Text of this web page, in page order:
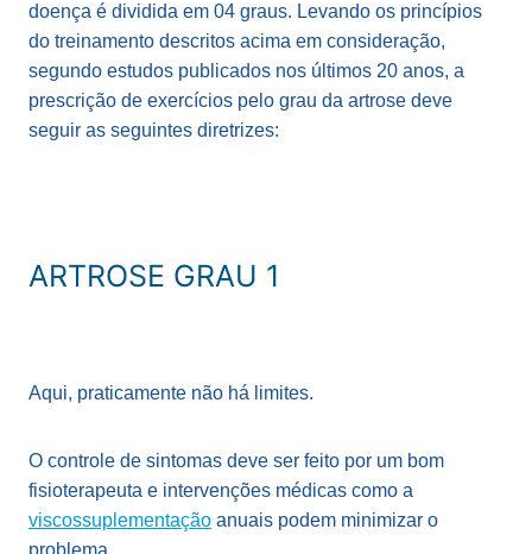
doença é dividida em 04 graus. Levando os princípios
do treinamento descritos acima em consideração,
segundo estudos publicados nos últimos 20 anos, a
prescrição de exercícios pelo grau da artrose deve
seguir as seguintes diretrizes:
ARTROSE GRAU 1
Aqui, praticamente não há limites.
O controle de sintomas deve ser feito por um bom
fisioterapeuta e intervenções médicas como a
viscossuplementação anuais podem minimizar o
problema.